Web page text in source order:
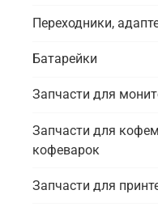
Переходники,
Батарейки
Запчасти для
Запчасти для
кофеварок
Запчасти для